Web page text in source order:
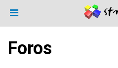
Foros